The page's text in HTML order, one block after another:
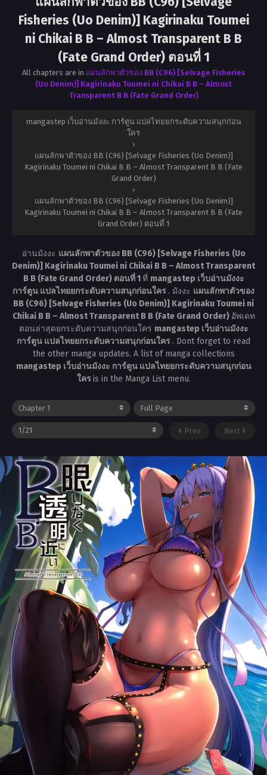
Fisheries (Uo Denim)] Kagirinaku Toumei
ni Chikai B B – Almost Transparent B B
(Fate Grand Order) ตอนที่ 1
All chapters are in แผนลักพาตัวของ BB (C96) [Selvage Fisheries
(Uo Denim)] Kagirinaku Toumei ni Chikai B B – Almost
Transparent B B (Fate Grand Order)
mangastep เว็บอ่านมังงะ การ์ตูน แปลไทยยกระดับความสนุกก่อน
ใคร
›
แผนลักพาตัวของ BB (C96) [Selvage Fisheries (Uo Denim)]
Kagirinaku Toumei ni Chikai B B – Almost Transparent B B (Fate
Grand Order)
›
แผนลักพาตัวของ BB (C96) [Selvage Fisheries (Uo Denim)]
Kagirinaku Toumei ni Chikai B B – Almost Transparent B B (Fate
Grand Order) ตอนที่ 1
อ่านมังงะ แผนลักพาตัวของ BB (C96) [Selvage Fisheries (Uo
Denim)] Kagirinaku Toumei ni Chikai B B – Almost Transparent
B B (Fate Grand Order) ตอนที่ 1ที่ mangastep เว็บอ่านมังงะ
การ์ตูน แปลไทยยกระดับความสนุกก่อนใคร . มังงะ แผนลักพาตัวของ
BB (C96) [Selvage Fisheries (Uo Denim)] Kagirinaku Toumei ni
Chikai B B – Almost Transparent B B (Fate Grand Order) อัพเดท
ตอนล่าสุดยกระดับความสนุกก่อนใคร mangastep เว็บอ่านมังงะ
การ์ตูน แปลไทยยกระดับความสนุกก่อนใคร . Dont forget to read
the other manga updates. A list of manga collections
mangastep เว็บอ่านมังงะ การ์ตูน แปลไทยยกระดับความสนุกก่อน
ใครis in the Manga List menu.
Prev Next